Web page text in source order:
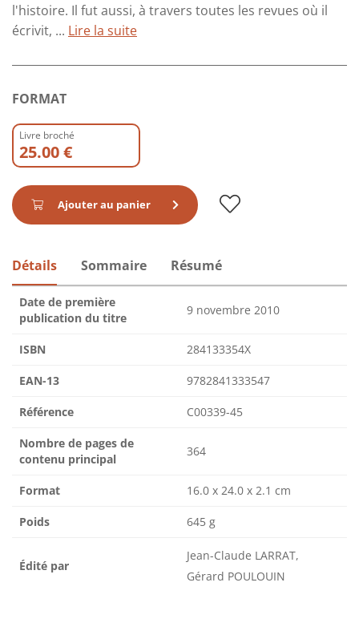
l'histoire. Il fut aussi, à travers toutes les revues où il
écrivit, ... Lire la suite
FORMAT
Livre broché
25.00 €
Ajouter au panier
Détails Sommaire Résumé
Date de première
publication du titre
9 novembre 2010
ISBN 284133354X
EAN-13 9782841333547
Référence C00339-45
Nombre de pages de
contenu principal
364
Format 16.0 x 24.0 x 2.1 cm
Poids 645 g
Édité par
Jean-Claude LARRAT,
Gérard POULOUIN